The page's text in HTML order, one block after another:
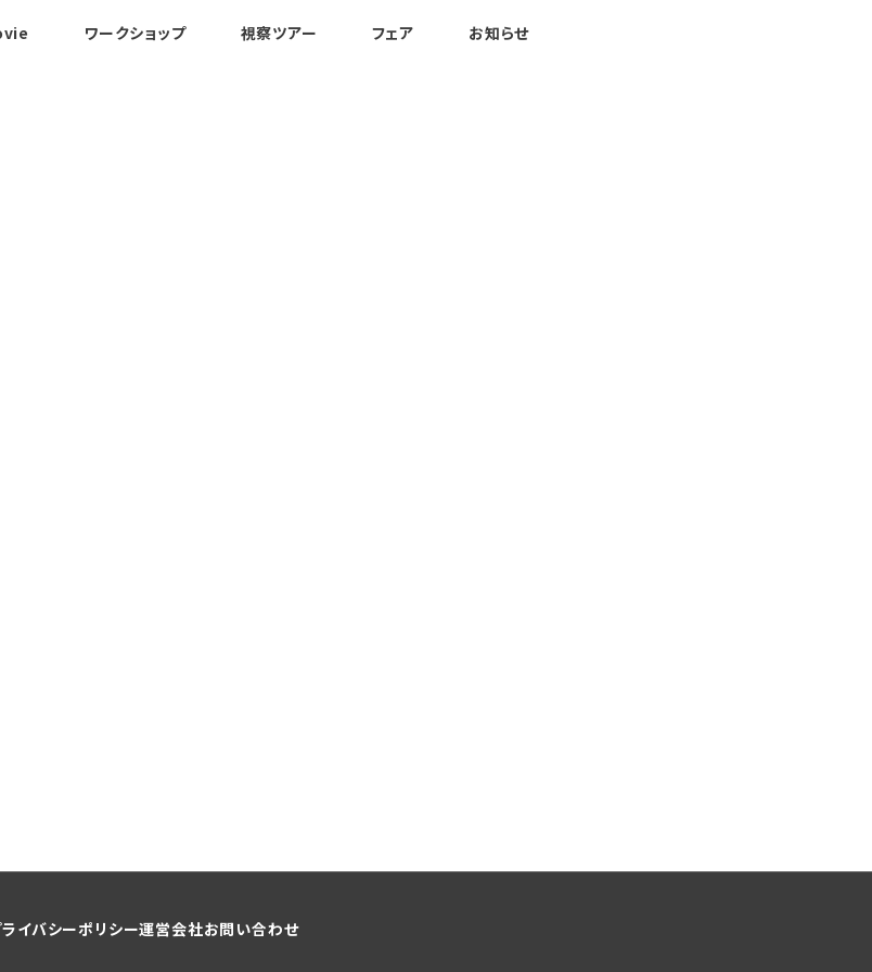
ワークショップ 視察ツアー フェア お知らせ
イバシーポリシー運営会社お問い合わせ